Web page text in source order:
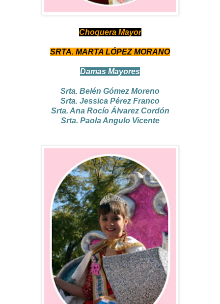
Choquera Mayor
SRTA. MARTA LÓPEZ MORANO
Damas Mayores
Srta. Belén Gómez Moreno
Srta. Jessica Pérez Franco
Srta. Ana Rocío Álvarez Cordón
Srta. Paola Angulo Vicente